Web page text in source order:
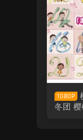
1080P
冬团 樱